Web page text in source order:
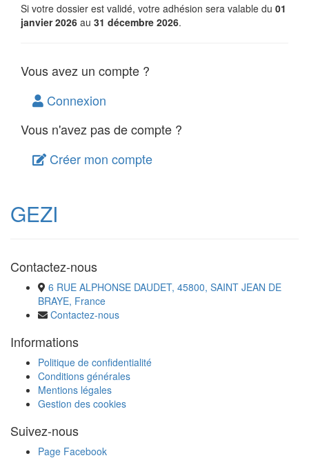
Si votre dossier est validé, votre adhésion sera valable du 01
janvier 2026 au 31 décembre 2026.
Vous avez un compte ?
Connexion
Vous n'avez pas de compte ?
Créer mon compte
GEZI
Contactez-nous
6 RUE ALPHONSE DAUDET, 45800, SAINT JEAN DE
BRAYE, France
Contactez-nous
Informations
Politique de confidentialité
Conditions générales
Mentions légales
Gestion des cookies
Suivez-nous
Page Facebook